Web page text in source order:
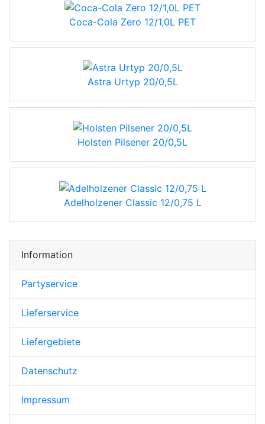
Coca-Cola Zero 12/1,0L PET
Astra Urtyp 20/0,5L
Holsten Pilsener 20/0,5L
Adelholzener Classic 12/0,75 L
Information
Partyservice
Lieferservice
Liefergebiete
Datenschutz
Impressum